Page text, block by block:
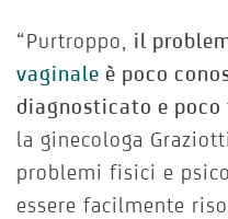
“Purtroppo, il
vaginale è poco
diagnosticato e
la ginecologa
problemi fisici e
essere facilmente